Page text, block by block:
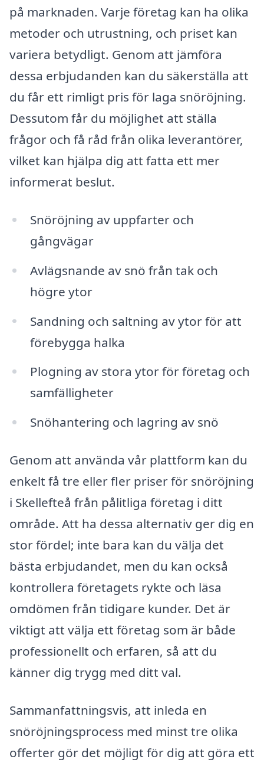
på marknaden. Varje företag kan ha olika
metoder och utrustning, och priset kan
variera betydligt. Genom att jämföra
dessa erbjudanden kan du säkerställa att
du får ett rimligt pris för laga snöröjning.
Dessutom får du möjlighet att ställa
frågor och få råd från olika leverantörer,
vilket kan hjälpa dig att fatta ett mer
informerat beslut.
Snöröjning av uppfarter och
gångvägar
Avlägsnande av snö från tak och
högre ytor
Sandning och saltning av ytor för att
förebygga halka
Plogning av stora ytor för företag och
samfälligheter
Snöhantering och lagring av snö
Genom att använda vår plattform kan du
enkelt få tre eller fler priser för snöröjning
i Skellefteå från pålitliga företag i ditt
område. Att ha dessa alternativ ger dig en
stor fördel; inte bara kan du välja det
bästa erbjudandet, men du kan också
kontrollera företagets rykte och läsa
omdömen från tidigare kunder. Det är
viktigt att välja ett företag som är både
professionellt och erfaren, så att du
känner dig trygg med ditt val.
Sammanfattningsvis, att inleda en
snöröjningsprocess med minst tre olika
offerter gör det möjligt för dig att göra ett